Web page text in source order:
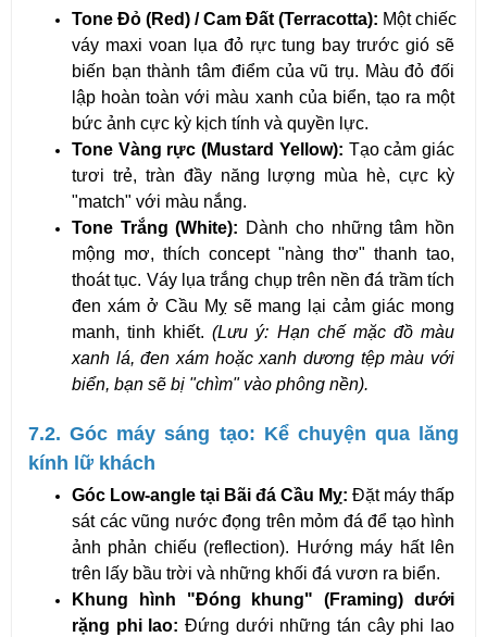
Tone Đỏ (Red) / Cam Đất (Terracotta): Một chiếc
váy maxi voan lụa đỏ rực tung bay trước gió sẽ
biến bạn thành tâm điểm của vũ trụ. Màu đỏ đối
lập hoàn toàn với màu xanh của biển, tạo ra một
bức ảnh cực kỳ kịch tính và quyền lực.
Tone Vàng rực (Mustard Yellow): Tạo cảm giác
tươi trẻ, tràn đầy năng lượng mùa hè, cực kỳ
"match" với màu nắng.
Tone Trắng (White): Dành cho những tâm hồn
mộng mơ, thích concept "nàng thơ" thanh tao,
thoát tục. Váy lụa trắng chụp trên nền đá trầm tích
đen xám ở Cầu Mỵ sẽ mang lại cảm giác mong
manh, tinh khiết. (Lưu ý: Hạn chế mặc đồ màu
xanh lá, đen xám hoặc xanh dương tệp màu với
biển, bạn sẽ bị "chìm" vào phông nền).
7.2. Góc máy sáng tạo: Kể chuyện qua lăng
kính lữ khách
Góc Low-angle tại Bãi đá Cầu Mỵ: Đặt máy thấp
sát các vũng nước đọng trên mỏm đá để tạo hình
ảnh phản chiếu (reflection). Hướng máy hất lên
trên lấy bầu trời và những khối đá vươn ra biển.
Khung hình "Đóng khung" (Framing) dưới
rặng phi lao: Đứng dưới những tán cây phi lao